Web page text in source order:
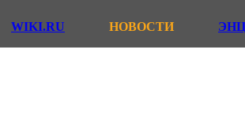
WIKI.RU НОВОСТИ